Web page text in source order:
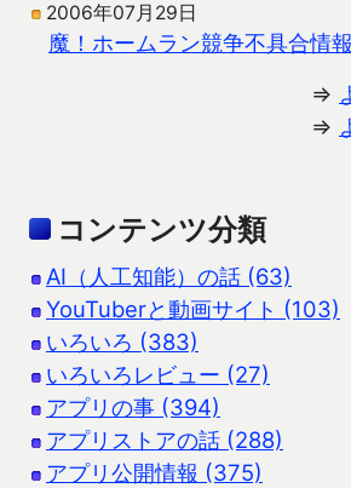
2006年07月29日
魔！ホームラン競争不具合情報
⇒
⇒
コンテンツ分類
AI（人工知能）の話 (63)
YouTuberと動画サイト (103)
いろいろ (383)
いろいろレビュー (27)
アプリの事 (394)
アプリストアの話 (288)
アプリ公開情報 (375)